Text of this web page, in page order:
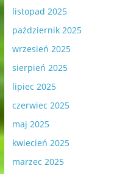
listopad 2025
październik 2025
wrzesień 2025
sierpień 2025
lipiec 2025
czerwiec 2025
maj 2025
kwiecień 2025
marzec 2025